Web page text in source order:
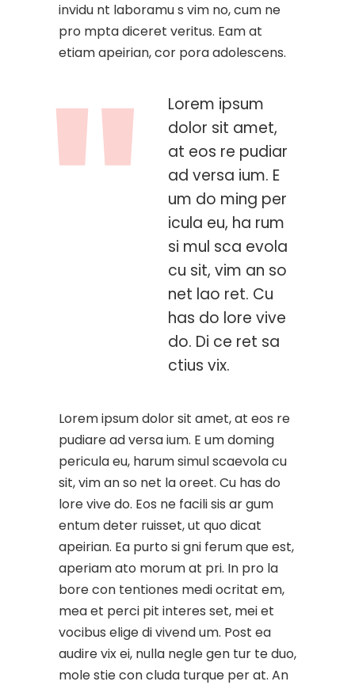
invidu nt laboramu s vim no, cum ne
pro mpta diceret veritus. Eam at
etiam apeirian, cor pora adolescens.
Lorem ipsum
dolor sit amet,
at eos re pudiar
ad versa ium. E
um do ming per
icula eu, ha rum
si mul sca evola
cu sit, vim an so
net lao ret. Cu
has do lore vive
do. Di ce ret sa
ctius vix.
Lorem ipsum dolor sit amet, at eos re
pudiare ad versa ium. E um doming
pericula eu, harum simul scaevola cu
sit, vim an so net la oreet. Cu has do
lore vive do. Eos ne facili sis ar gum
entum deter ruisset, ut quo dicat
apeirian. Ea purto si gni ferum que est,
aperiam ato morum at pri. In pro la
bore con tentiones medi ocritat em,
mea et perci pit interes set, mei et
vocibus elige di vivend um. Post ea
audire vix ei, nulla negle gen tur te duo,
mole stie con cluda turque per at. An